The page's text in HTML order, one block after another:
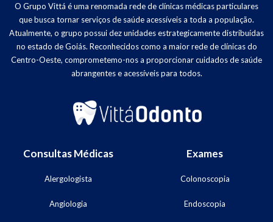
O Grupo Vittá é uma renomada rede de clínicas médicas particulares
que busca tornar serviços de saúde acessíveis a toda a população.
Atualmente, o grupo possui dez unidades estrategicamente distribuídas
no estado de Goiás. Reconhecidos como a maior rede de clínicas do
Centro-Oeste, comprometemo-nos a proporcionar cuidados de saúde
abrangentes e acessíveis para todos.
Consultas Médicas
Alergologista
Angiologia
Exames
Colonoscopia
Endoscopia